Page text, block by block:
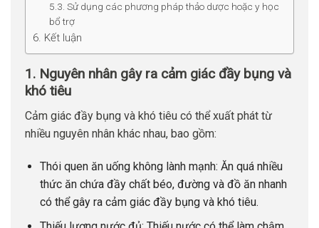
5.3. Sử dụng các phương pháp thảo dược hoặc y học
bổ trợ
6. Kết luận
1. Nguyên nhân gây ra cảm giác đầy bụng và
khó tiêu
Cảm giác đầy bụng và khó tiêu có thể xuất phát từ
nhiều nguyên nhân khác nhau, bao gồm:
Thói quen ăn uống không lành mạnh: Ăn quá nhiều
thức ăn chứa đầy chất béo, đường và đồ ăn nhanh
có thể gây ra cảm giác đầy bụng và khó tiêu.